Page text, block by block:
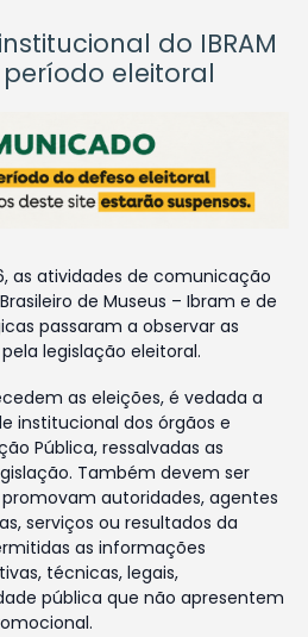
do IBRAM
eleitoral
as atividades de comunicação
de Museus – Ibram e de
passaram a observar as
legislação eleitoral.
as eleições, é vedada a
institucional dos órgãos e
Pública, ressalvadas as
Também devem ser
autoridades, agentes
serviços ou resultados da
as informações
técnicas, legais,
pública que não apresentem